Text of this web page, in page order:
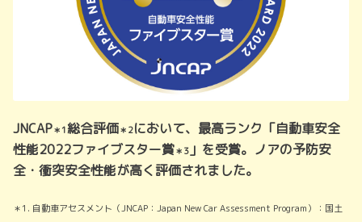
JNCAP＊1総合評価＊2において、最高ランク「自動車安全
性能2022ファイブスター賞＊3 」を受賞。ノアの予防安
全・衝突安全性能が高く評価されました。
＊1. 自動車アセスメント（JNCAP：Japan New Car Assessment Program）：国土